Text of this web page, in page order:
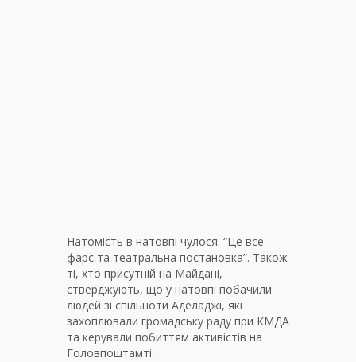
Натомість в натовпі чулося: “Це все
фарс та театральна постановка”. Також
ті, хто присутній на Майдані,
стверджують, що у натовпі побачили
людей зі спільноти Аделаджі, які
захоплювали громадську раду при КМДА
та керували побиттям активістів на
Головпоштамті.